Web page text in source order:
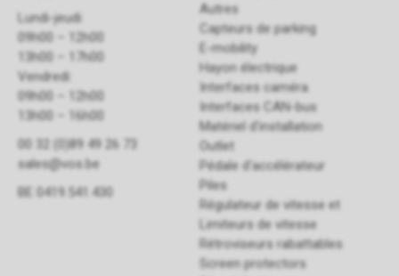
Lundi-jeudi:
09h00 – 12h00
13h00 – 17h00
Vendredi:
09h00 – 12h00
13h00 – 16h00
00 32 (0)89 49 26 73
sales@vos.be
BE 0419.541.430
Autres
Capteurs de parking
E-mobility
Hayon électrique
Interfaces caméra
Interfaces CAN-bus
Matériel d'installation
Outlet
Pédale d'accélérateur
Piles
Régulateur de vitesse et
Limiteurs de vitesse
Rétroviseurs rabattables
Screen protectors